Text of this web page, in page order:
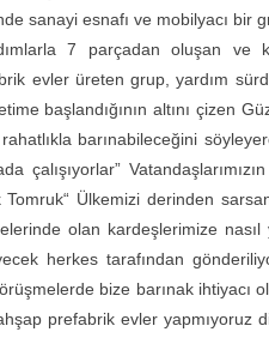
sanayi esnafı ve mobilyacı bir
7 parçadan oluşan ve
evler üreten grup, yardım
başlandığının altını çizen
barınabileceğini
çalışıyorlar”
Tomruk“ Ülkemizi derinden
olan kardeşlerimize nasıl
herkes tarafından
bize barınak
prefabrik evler